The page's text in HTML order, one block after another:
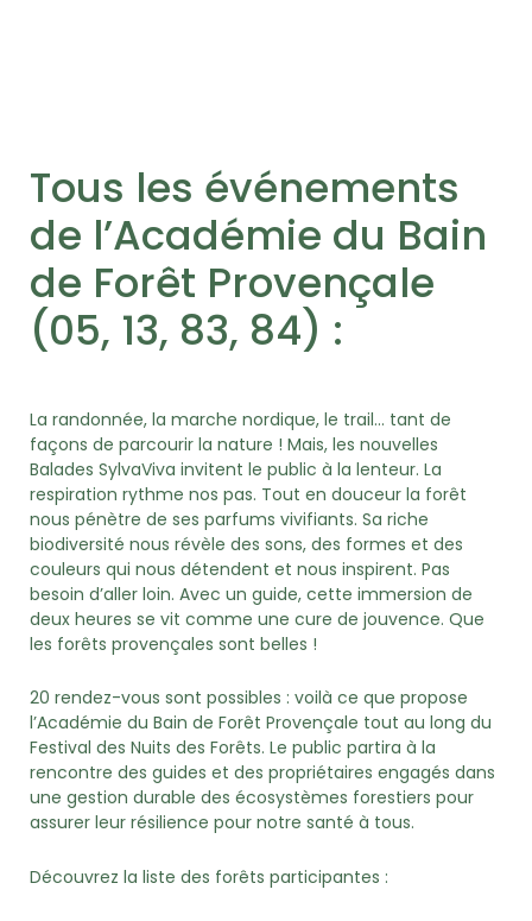
Tous les événements
de l’Académie du Bain
de Forêt Provençale
(05, 13, 83, 84) :
La randonnée, la marche nordique, le trail… tant de
façons de parcourir la nature ! Mais, les nouvelles
Balades SylvaViva invitent le public à la lenteur. La
respiration rythme nos pas. Tout en douceur la forêt
nous pénètre de ses parfums vivifiants. Sa riche
biodiversité nous révèle des sons, des formes et des
couleurs qui nous détendent et nous inspirent. Pas
besoin d’aller loin. Avec un guide, cette immersion de
deux heures se vit comme une cure de jouvence. Que
les forêts provençales sont belles !
20 rendez-vous sont possibles : voilà ce que propose
l’Académie du Bain de Forêt Provençale tout au long du
Festival des Nuits des Forêts. Le public partira à la
rencontre des guides et des propriétaires engagés dans
une gestion durable des écosystèmes forestiers pour
assurer leur résilience pour notre santé à tous.
Découvrez la liste des forêts participantes :